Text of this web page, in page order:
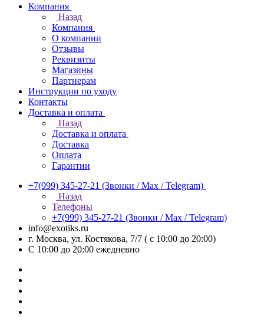
Компания
Назад
Компания
О компании
Отзывы
Реквизиты
Магазины
Партнерам
Инструкции по уходу
Контакты
Доставка и оплата
Назад
Доставка и оплата
Доставка
Оплата
Гарантии
+7(999) 345-27-21 (Звонки / Max / Telegram)
Назад
Телефоны
+7(999) 345-27-21 (Звонки / Max / Telegram)
info@exotiks.ru
г. Москва, ул. Костякова, 7/7 ( с 10:00 до 20:00)
С 10:00 до 20:00 ежедневно